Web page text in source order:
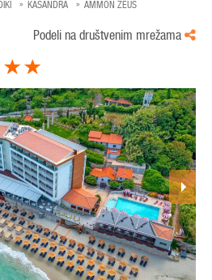
KASANDRA AMMON ZEUS
Podeli na društvenim mrežama